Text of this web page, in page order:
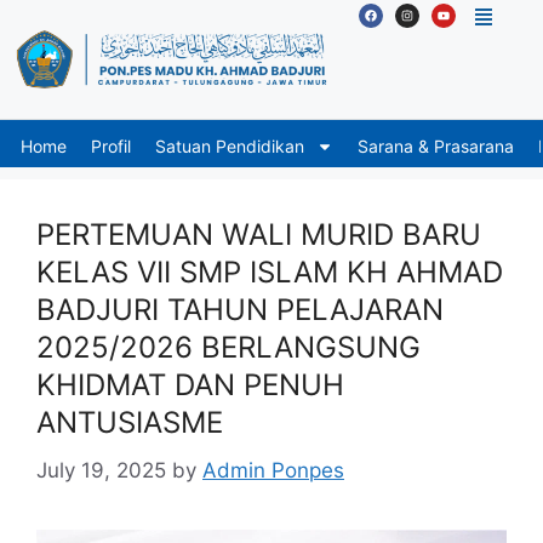
Home Profil Satuan Pendidikan Sarana & Prasarana
PERTEMUAN WALI MURID BARU
KELAS VII SMP ISLAM KH AHMAD
BADJURI TAHUN PELAJARAN
2025/2026 BERLANGSUNG
KHIDMAT DAN PENUH
ANTUSIASME
July 19, 2025 by Admin Ponpes